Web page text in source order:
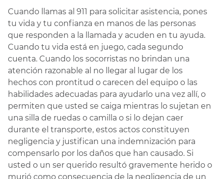
Cuando llamas al 911 para solicitar asistencia, pones
tu vida y tu confianza en manos de las personas
que responden a la llamada y acuden en tu ayuda.
Cuando tu vida está en juego, cada segundo
cuenta. Cuando los socorristas no brindan una
atención razonable al no llegar al lugar de los
hechos con prontitud o carecen del equipo o las
habilidades adecuadas para ayudarlo una vez allí, o
permiten que usted se caiga mientras lo sujetan en
una silla de ruedas o camilla o si lo dejan caer
durante el transporte, estos actos constituyen
negligencia y justifican una indemnización para
compensarlo por los daños que han causado. Si
usted o un ser querido resultó gravemente herido o
murió como consecuencia de la negligencia de un